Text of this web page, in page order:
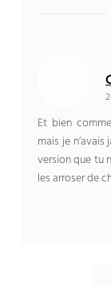
Et bien
mais je
version que tu
les arroser de